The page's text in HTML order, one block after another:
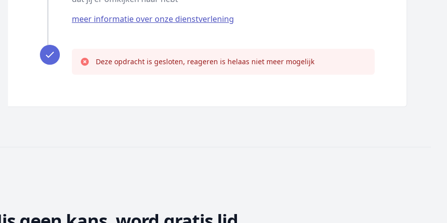
meer informatie over onze dienstverlening
Deze opdracht is gesloten, reageren is helaas niet meer mogelijk